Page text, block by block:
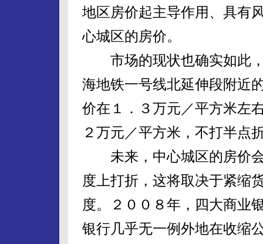
地区房价起主导作用、具有
心城区的房价。
市场的现状也确实如此，
海地铁一号线北延伸段附近
价在１．３万元／平方米左
２万元／平方米，不打半点
未来，中心城区的房价会
度上打折，这将取决于紧缩
度。２００８年，四大商业
银行几乎无一例外地在收缩